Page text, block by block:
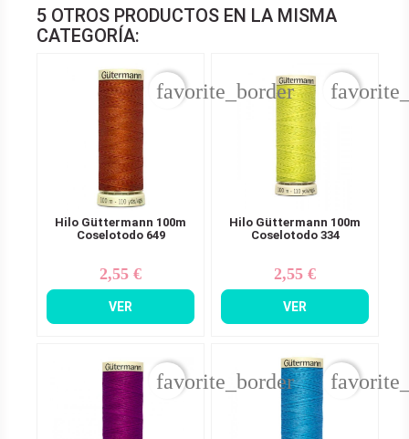
5 OTROS PRODUCTOS EN LA MISMA
CATEGORÍA:
Hilo Güttermann 100m
Coselotodo 649
Precio
2,55 €
VER
favorite_border
Hilo Güttermann 100m
Coselotodo 334
Precio
2,55 €
VER
favorite_border